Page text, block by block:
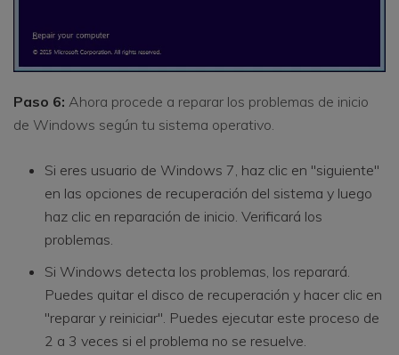
Paso 6: Ahora procede a reparar los problemas de inicio
de Windows según tu sistema operativo.
Si eres usuario de Windows 7, haz clic en "siguiente"
en las opciones de recuperación del sistema y luego
haz clic en reparación de inicio. Verificará los
problemas.
Si Windows detecta los problemas, los reparará.
Puedes quitar el disco de recuperación y hacer clic en
"reparar y reiniciar". Puedes ejecutar este proceso de
2 a 3 veces si el problema no se resuelve.